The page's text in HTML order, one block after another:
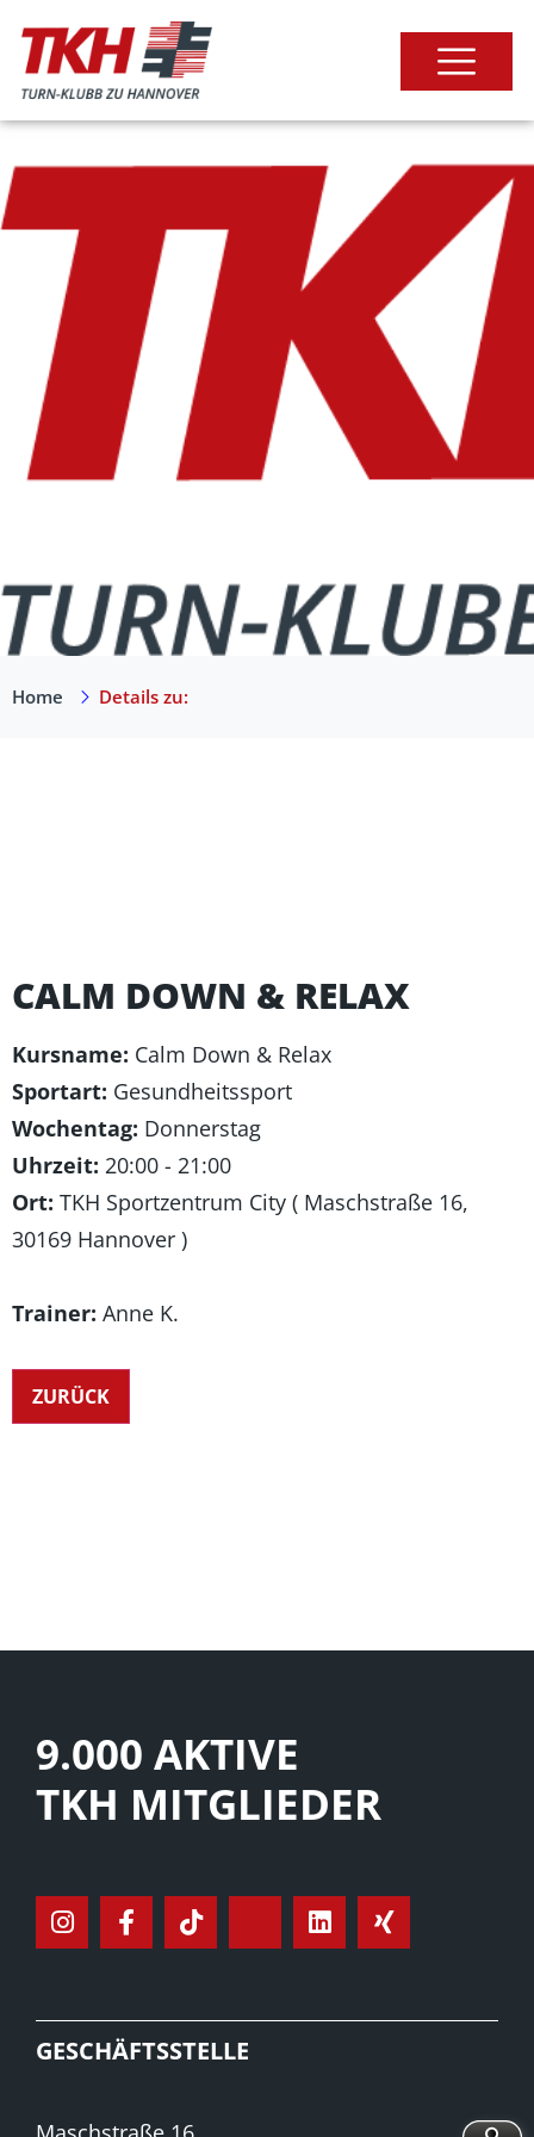
Home Details zu:
CALM DOWN & RELAX
Kursname: Calm Down & Relax
Sportart: Gesundheitssport
Wochentag: Donnerstag
Uhrzeit: 20:00 - 21:00
Ort: TKH Sportzentrum City ( Maschstraße 16,
30169 Hannover )
Trainer: Anne K.
9.000 AKTIVE
TKH MITGLIEDER
GESCHÄFTSSTELLE